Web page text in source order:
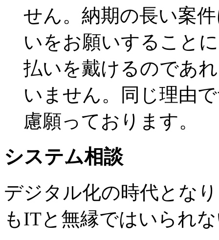
せん。納期の長い案
いをお願いすること
払いを戴けるのであ
いません。同じ理由
慮願っております。
システム相談
デジタル化の時代とな
もITと無縁ではいられ